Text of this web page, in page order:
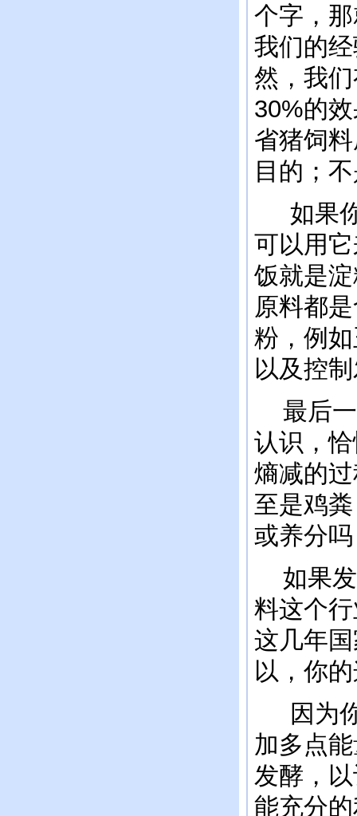
个字，
我们的
然，我
30%的
省猪饲
目的；
如果你
可以用
饭就是
原料都
粉，例
以及控
最后一
认识，
熵减的
至是鸡
或养分
如果发
料这个
这几年
以，你
因为你
加多点
发酵，
能充分